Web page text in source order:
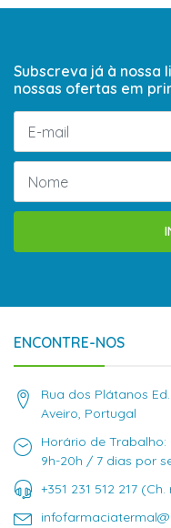
Subscreva já à nossa
nossas ofertas em
ENCONTRE-NOS
Rua dos Plátanos
Aveiro, Portugal
Horário de Trabalho:
9h-20h / 7 dias por
+351 231 512 217